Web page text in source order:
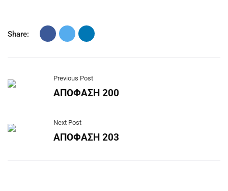
Share:
Previous Post
ΑΠΟΦΑΣΗ 200
Next Post
ΑΠΟΦΑΣΗ 203